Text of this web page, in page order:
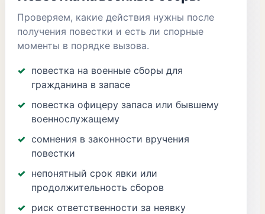
Проверяем, какие действия нужны после
получения повестки и есть ли спорные
моменты в порядке вызова.
повестка на военные сборы для
гражданина в запасе
повестка офицеру запаса или бывшему
военнослужащему
сомнения в законности вручения
повестки
непонятный срок явки или
продолжительность сборов
риск ответственности за неявку